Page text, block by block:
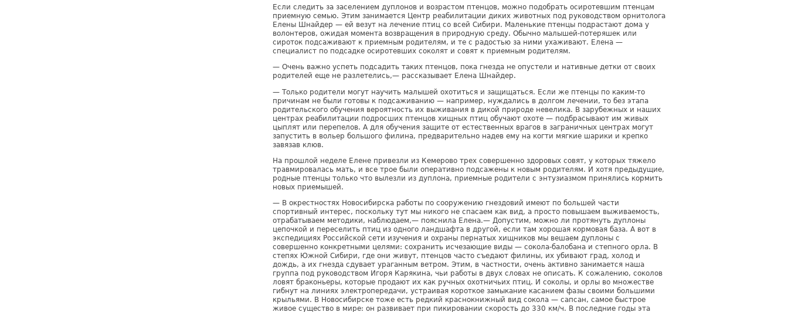
Если следить за заселением дуплонов и возрастом птенцов, можно подобрать осиротевшим птенцам
приемную семью. Этим занимается Центр реабилитации диких животных под руководством орнитолога
Елены Шнайдер — ей везут на лечение птиц со всей Сибири. Маленькие птенцы подрастают дома у
волонтеров, ожидая момента возвращения в природную среду. Обычно малышей-потеряшек или
сироток подсаживают к приемным родителям, и те с радостью за ними ухаживают. Елена —
специалист по подсадке осиротевших соколят и совят к приемным родителям.
— Очень важно успеть подсадить таких птенцов, пока гнезда не опустели и нативные детки от своих
родителей еще не разлетелись,— рассказывает Елена Шнайдер.
— Только родители могут научить малышей охотиться и защищаться. Если же птенцы по каким-то
причинам не были готовы к подсаживанию — например, нуждались в долгом лечении, то без этапа
родительского обучения вероятность их выживания в дикой природе невелика. В зарубежных и наших
центрах реабилитации подросших птенцов хищных птиц обучают охоте — подбрасывают им живых
цыплят или перепелов. А для обучения защите от естественных врагов в заграничных центрах могут
запустить в вольер большого филина, предварительно надев ему на когти мягкие шарики и крепко
завязав клюв.
На прошлой неделе Елене привезли из Кемерово трех совершенно здоровых совят, у которых тяжело
травмировалась мать, и все трое были оперативно подсажены к новым родителям. И хотя предыдущие,
родные птенцы только что вылезли из дуплона, приемные родители с энтузиазмом принялись кормить
новых приемышей.
— В окрестностях Новосибирска работы по сооружению гнездовий имеют по большей части
спортивный интерес, поскольку тут мы никого не спасаем как вид, а просто повышаем выживаемость,
отрабатываем методики, наблюдаем,— пояснила Елена.— Допустим, можно ли протянуть дуплоны
цепочкой и переселить птиц из одного ландшафта в другой, если там хорошая кормовая база. А вот в
экспедициях Российской сети изучения и охраны пернатых хищников мы вешаем дуплоны с
совершенно конкретными целями: сохранить исчезающие виды — сокола-балобана и степного орла. В
степях Южной Сибири, где они живут, птенцов часто съедают филины, их убивают град, холод и
дождь, а их гнезда сдувает ураганным ветром. Этим, в частности, очень активно занимается наша
группа под руководством Игоря Карякина, чьи работы в двух словах не описать. К сожалению, соколов
ловят браконьеры, которые продают их как ручных охотничьих птиц. И соколы, и орлы во множестве
гибнут на линиях электропередачи, устраивая короткое замыкание касанием фазы своими большими
крыльями. В Новосибирске тоже есть редкий краснокнижный вид сокола — сапсан, самое быстрое
живое существо в мире: он развивает при пикировании скорость до 330 км/ч. В последние годы эта